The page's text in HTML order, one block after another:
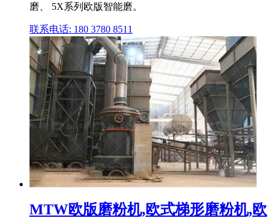
磨、 5X系列欧版智能磨。
联系电话: 180 3780 8511
MTW欧版磨粉机,欧式梯形磨粉机,欧